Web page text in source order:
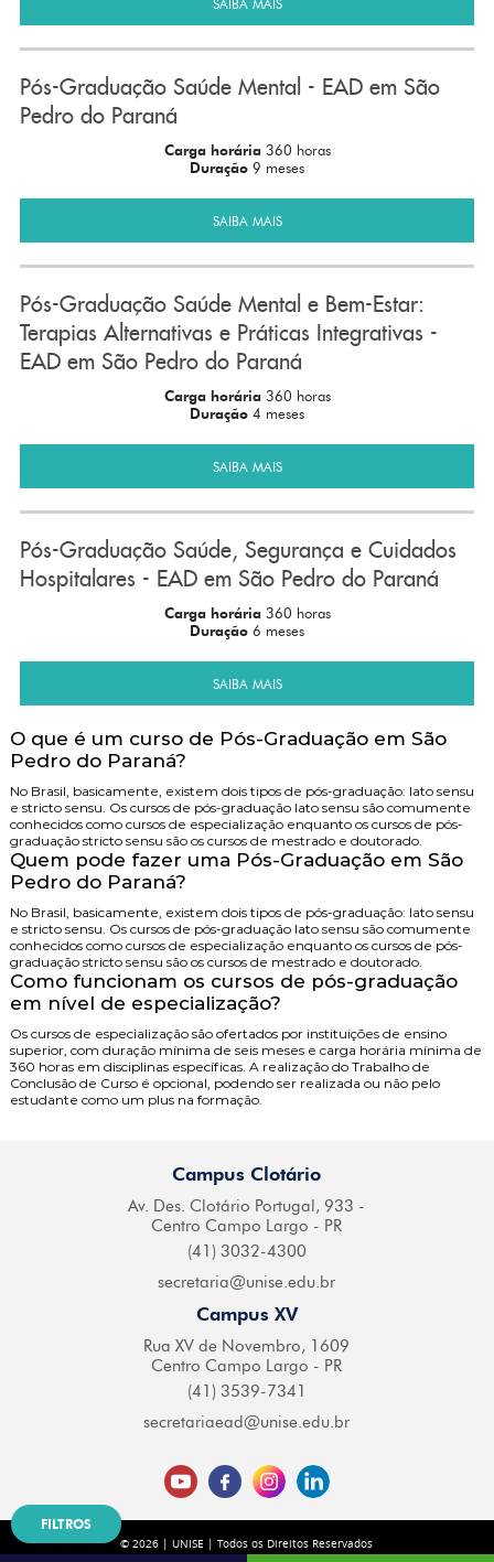
FILTROS
SAIBA MAIS
Pós-Graduação Saúde Mental - EAD em São
Pedro do Paraná
Carga horária 360 horas
Duração 9 meses
SAIBA MAIS
Pós-Graduação Saúde Mental e Bem-Estar:
Terapias Alternativas e Práticas Integrativas -
EAD em São Pedro do Paraná
Carga horária 360 horas
Duração 4 meses
SAIBA MAIS
Pós-Graduação Saúde, Segurança e Cuidados
Hospitalares - EAD em São Pedro do Paraná
Carga horária 360 horas
Duração 6 meses
SAIBA MAIS
O que é um curso de Pós-Graduação em São
Pedro do Paraná?
No Brasil, basicamente, existem dois tipos de pós-graduação: lato sensu
e stricto sensu. Os cursos de pós-graduação lato sensu são comumente
conhecidos como cursos de especialização enquanto os cursos de pós-
graduação stricto sensu são os cursos de mestrado e doutorado.
Quem pode fazer uma Pós-Graduação em São
Pedro do Paraná?
No Brasil, basicamente, existem dois tipos de pós-graduação: lato sensu
e stricto sensu. Os cursos de pós-graduação lato sensu são comumente
conhecidos como cursos de especialização enquanto os cursos de pós-
graduação stricto sensu são os cursos de mestrado e doutorado.
Como funcionam os cursos de pós-graduação
em nível de especialização?
Os cursos de especialização são ofertados por instituições de ensino
superior, com duração mínima de seis meses e carga horária mínima de
360 horas em disciplinas específicas. A realização do Trabalho de
Conclusão de Curso é opcional, podendo ser realizada ou não pelo
estudante como um plus na formação.
Campus Clotário
Av. Des. Clotário Portugal, 933 -
Centro Campo Largo - PR
(41) 3032-4300
secretaria@unise.edu.br
Campus XV
Rua XV de Novembro, 1609
Centro Campo Largo - PR
(41) 3539-7341
secretariaead@unise.edu.br
© 2026 | UNISE | Todos os Direitos Reservados